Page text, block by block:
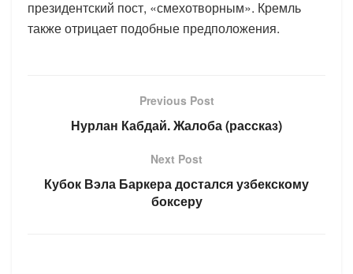
президентский пост, «смехотворным». Кремль
также отрицает подобные предположения.
Previous Post
Нурлан Кабдай. Жалоба (рассказ)
Next Post
Кубок Вэла Баркера достался узбекскому
боксеру